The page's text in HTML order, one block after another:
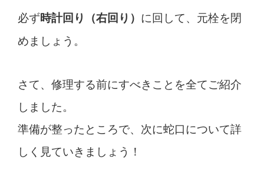
必ず時計回り（右回り） に回して、元栓を閉
めましょう。
さて、修理する前にすべきことを全てご紹介
しました。
準備が整ったところで、次に蛇口について詳
しく見ていきましょう！